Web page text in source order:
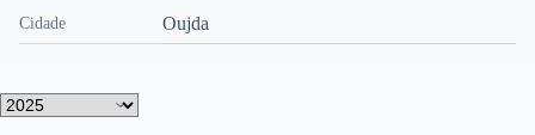
Cidade Oujda